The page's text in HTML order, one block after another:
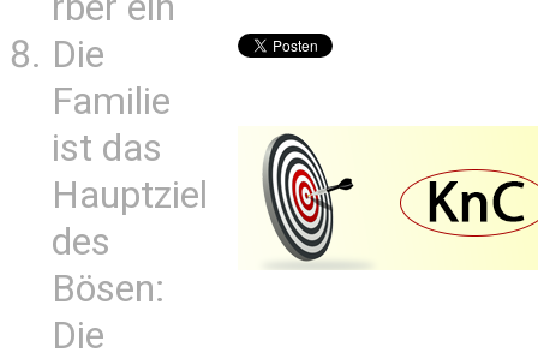
Die
Familie
ist das
Hauptziel
des
Bösen:
Die